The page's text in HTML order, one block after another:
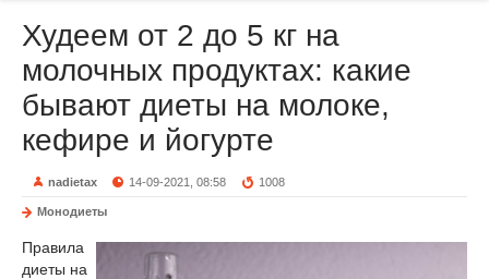
Худеем от 2 до 5 кг на
молочных продуктах: какие
бывают диеты на молоке,
кефире и йогурте
nadietax 14-09-2021, 08:58 1008
Монодиеты
Правила
диеты на